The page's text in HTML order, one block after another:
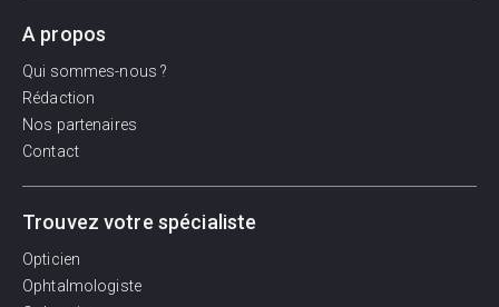
A propos
Qui sommes-nous ?
Rédaction
Nos partenaires
Contact
Trouvez votre spécialiste
Opticien
Ophtalmologiste